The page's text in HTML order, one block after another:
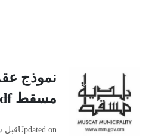
نموذج
مسقط pdf
Updated onقبل